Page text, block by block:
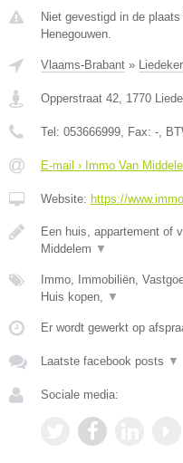
Niet gevestigd in de
Henegouwen.
Vlaams-Brabant »
Opperstraat 42 1770
Tel: 053666999 , Fax: - ,
E-mail › Immo Van
Website: https://
Een huis, appartement of
Middelem ▼
Immo, Immobiliën,
Huis kopen,
▼
Er wordt gewerkt op
Laatste facebook posts ▼
Sociale media: